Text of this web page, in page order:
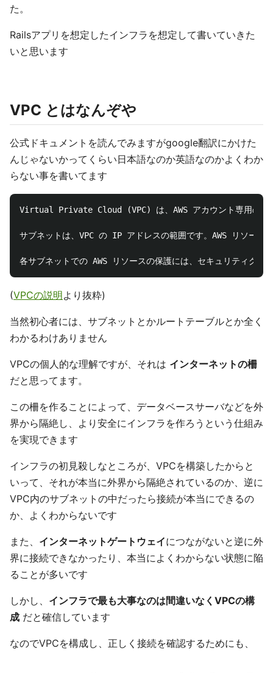
た。
Railsアプリを想定したインフラを想定して書いていきた
いと思います
VPC とはなんぞや
公式ドキュメントを読んでみますがgoogle翻訳にかけた
んじゃないかってくらい日本語なのか英語なのかよくわか
らない事を書いてます
Virtual Private Cloud (VPC) は、AWS アカウント専用の仮想ネ
サブネットは、VPC の IP アドレスの範囲です。AWS リソース
(VPCの説明より抜粋)
当然初心者には、サブネットとかルートテーブルとか全く
わかるわけありません
VPCの個人的な理解ですが、それは インターネットの柵
だと思ってます。
この柵を作ることによって、データベースサーバなどを外
界から隔絶し、より安全にインフラを作ろうという仕組み
を実現できます
インフラの初見殺しなところが、VPCを構築したからと
いって、それが本当に外界から隔絶されているのか、逆に
VPC内のサブネットの中だったら接続が本当にできるの
か、よくわからないです
また、 インターネットゲートウェイにつながないと逆に外
界に接続できなかったり、本当によくわからない状態に陥
ることが多いです
しかし、 インフラで最も大事なのは間違いなくVPCの構
成 だと確信しています
なのでVPCを構成し、正しく接続を確認するためにも、